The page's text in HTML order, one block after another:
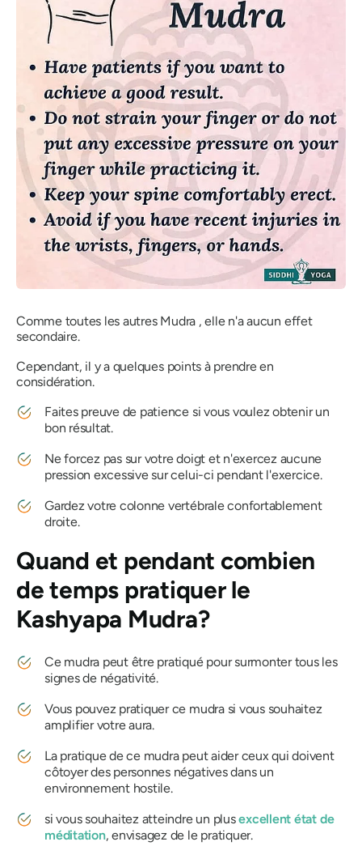
Comme toutes les autres Mudra , elle n'a aucun effet
secondaire.
Cependant, il y a quelques points à prendre en
considération.
Faites preuve de patience si vous voulez obtenir un
bon résultat.
Ne forcez pas sur votre doigt et n'exercez aucune
pression excessive sur celui-ci pendant l'exercice.
Gardez votre colonne vertébrale confortablement
droite.
Quand et pendant combien
de temps pratiquerle
Kashyapa Mudra?
Ce mudra peut être pratiqué pour surmonter tous les
signes de négativité.
Vous pouvez pratiquer ce mudrasi vous souhaitez
amplifier votre aura.
La pratique de ce mudrapeut aider ceux qui doivent
côtoyer des personnes négatives dans un
environnement hostile.
si vous souhaitez atteindre un plusexcellent état de
méditation, envisagez de le pratiquer.